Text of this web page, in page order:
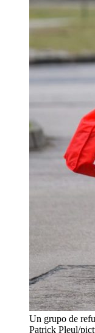
Un grupo de
Patrick Pleul/